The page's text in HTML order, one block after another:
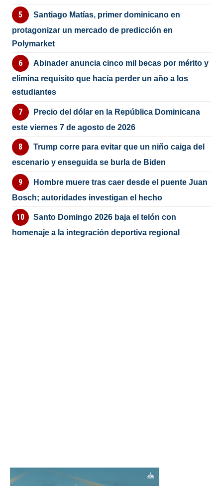
Santiago Matías, primer dominicano en
protagonizar un mercado de predicción en
Polymarket
Abinader anuncia cinco mil becas por mérito y
elimina requisito que hacía perder un año a los
estudiantes
Precio del dólar en la República Dominicana
este viernes 7 de agosto de 2026
Trump corre para evitar que un niño caiga del
escenario y enseguida se burla de Biden
Hombre muere tras caer desde el puente Juan
Bosch; autoridades investigan el hecho
Santo Domingo 2026 baja el telón con
homenaje a la integración deportiva regional